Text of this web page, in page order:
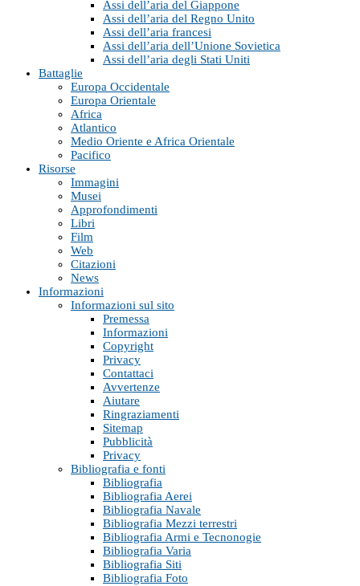
Assi dell’aria del Giappone
Assi dell’aria del Regno Unito
Assi dell’aria francesi
Assi dell’aria dell’Unione Sovietica
Assi dell’aria degli Stati Uniti
Battaglie
Europa Occidentale
Europa Orientale
Africa
Atlantico
Medio Oriente e Africa Orientale
Pacifico
Risorse
Immagini
Musei
Approfondimenti
Libri
Film
Web
Citazioni
News
Informazioni
Informazioni sul sito
Premessa
Informazioni
Copyright
Privacy
Contattaci
Avvertenze
Aiutare
Ringraziamenti
Sitemap
Pubblicità
Privacy
Bibliografia e fonti
Bibliografia
Bibliografia Aerei
Bibliografia Navale
Bibliografia Mezzi terrestri
Bibliografia Armi e Tecnonogie
Bibliografia Varia
Bibliografia Siti
Bibliografia Foto